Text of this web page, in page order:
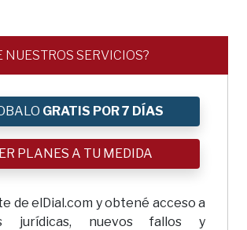
NUESTROS SERVICIOS?
GRATIS POR 7 DÍAS
PLANES A TU MEDIDA
de elDial.com y obtené acceso a
jurídicas, nuevos fallos y